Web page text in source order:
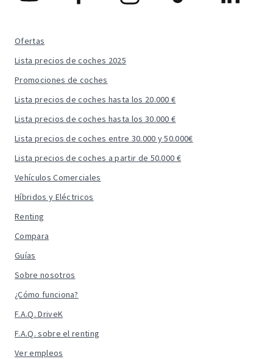
Ofertas
Lista precios de coches 2025
Promociones de coches
Lista precios de coches hasta los 20.000 €
Lista precios de coches hasta los 30.000 €
Lista precios de coches entre 30.000 y 50.000€
Lista precios de coches a partir de 50.000 €
Vehículos Comerciales
Híbridos y Eléctricos
Renting
Compara
Guías
Sobre nosotros
¿Cómo funciona?
F.A.Q. DriveK
F.A.Q. sobre el renting
Ver empleos